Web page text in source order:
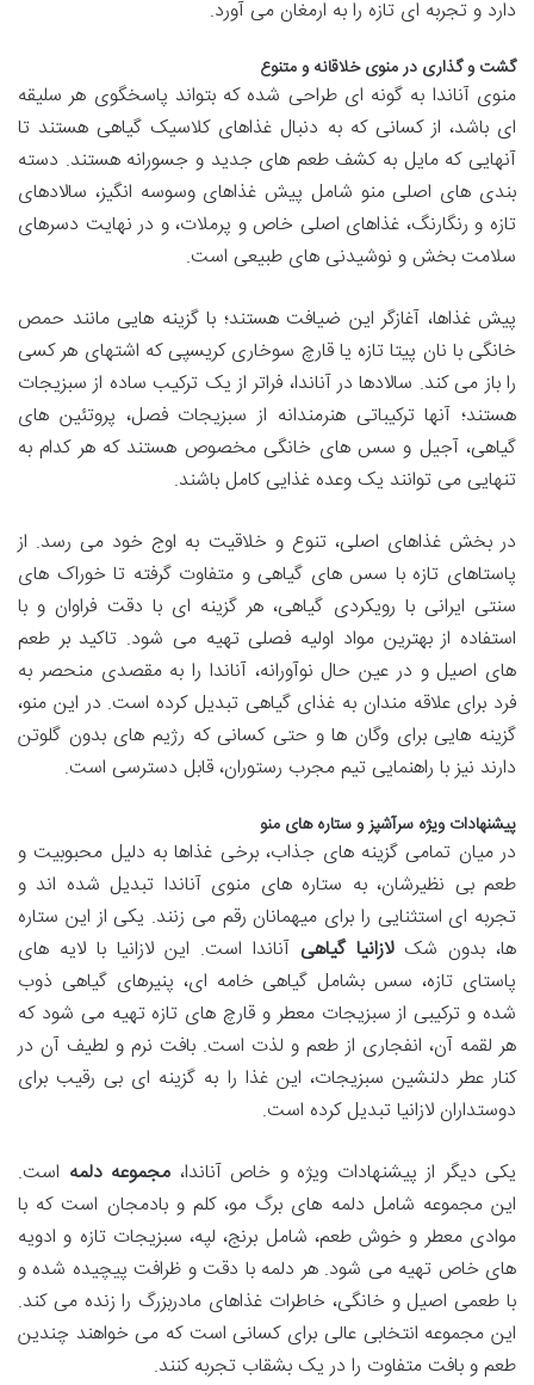
دارد و تجربه ای تازه را به ارمغان می آورد.
گشت و گذاری در منوی خلاقانه و متنوع
منوی آناندا به گونه ای طراحی شده که بتواند پاسخگوی هر سلیقه
ای باشد، از کسانی که به دنبال غذاهای کلاسیک گیاهی هستند تا
آنهایی که مایل به کشف طعم های جدید و جسورانه هستند. دسته
بندی های اصلی منو شامل پیش غذاهای وسوسه انگیز، سالادهای
تازه و رنگارنگ، غذاهای اصلی خاص و پرملات، و در نهایت دسرهای
سلامت بخش و نوشیدنی های طبیعی است.
پیش غذاها، آغازگر این ضیافت هستند؛ با گزینه هایی مانند حمص
خانگی با نان پیتا تازه یا قارچ سوخاری کریسپی که اشتهای هر کسی
را باز می کند. سالادها در آناندا، فراتر از یک ترکیب ساده از سبزیجات
هستند؛ آنها ترکیباتی هنرمندانه از سبزیجات فصل، پروتئین های
گیاهی، آجیل و سس های خانگی مخصوص هستند که هر کدام به
تنهایی می توانند یک وعده غذایی کامل باشند.
در بخش غذاهای اصلی، تنوع و خلاقیت به اوج خود می رسد. از
پاستاهای تازه با سس های گیاهی و متفاوت گرفته تا خوراک های
سنتی ایرانی با رویکردی گیاهی، هر گزینه ای با دقت فراوان و با
استفاده از بهترین مواد اولیه فصلی تهیه می شود. تاکید بر طعم
های اصیل و در عین حال نوآورانه، آناندا را به مقصدی منحصر به
فرد برای علاقه مندان به غذای گیاهی تبدیل کرده است. در این منو،
گزینه هایی برای وگان ها و حتی کسانی که رژیم های بدون گلوتن
دارند نیز با راهنمایی تیم مجرب رستوران، قابل دسترسی است.
پیشنهادات ویژه سرآشپز و ستاره های منو
در میان تمامی گزینه های جذاب، برخی غذاها به دلیل محبوبیت و
طعم بی نظیرشان، به ستاره های منوی آناندا تبدیل شده اند و
تجربه ای استثنایی را برای میهمانان رقم می زنند. یکی از این ستاره
ها، بدون شکلازانیا گیاهی آناندا است. این لازانیا با لایه های
پاستای تازه، سس بشامل گیاهی خامه ای، پنیرهای گیاهی ذوب
شده و ترکیبی از سبزیجات معطر و قارچ های تازه تهیه می شود که
هر لقمه آن، انفجاری از طعم و لذت است. بافت نرم و لطیف آن در
کنار عطر دلنشین سبزیجات، این غذا را به گزینه ای بی رقیب برای
دوستداران لازانیا تبدیل کرده است.
یکی دیگر از پیشنهادات ویژه و خاص آناندا، مجموعه دلمه است.
این مجموعه شامل دلمه های برگ مو، کلم و بادمجان است که با
موادی معطر و خوش طعم، شامل برنج، لپه، سبزیجات تازه و ادویه
های خاص تهیه می شود. هر دلمه با دقت و ظرافت پیچیده شده و
با طعمی اصیل و خانگی، خاطرات غذاهای مادربزرگ را زنده می کند.
این مجموعه انتخابی عالی برای کسانی است که می خواهند چندین
طعم و بافت متفاوت را در یک بشقاب تجربه کنند.